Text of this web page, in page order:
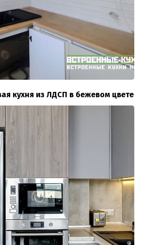
кухня из ЛДСП в бежевом цвете